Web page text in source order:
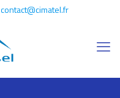
contact@cimatel.fr